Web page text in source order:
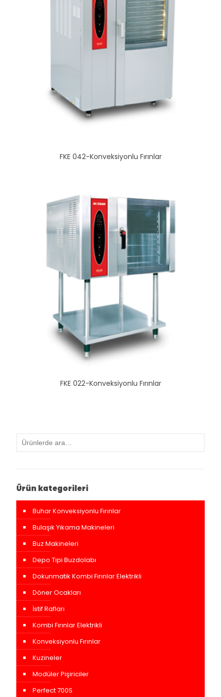
FKE 042-Konveksiyonlu Fırınlar
FKE 022-Konveksiyonlu Fırınlar
Ürün kategorileri
Buhar Konveksiyonlu Fırınlar
Bulaşık Yıkama Makineleri
Buz Makineleri
Depo Tipi Buzdolabı
Dokunmatik Kombi Fırınlar Elektrikli
Döner Ocakları
İstif Rafları
Kombi Fırınlar Elektrikli
Konveksiyonlu Fırınlar
Kuzineler
Modüler Pişiriciler
Perfect 700S